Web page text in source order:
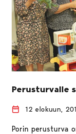
Perusturvalle
12 elokuun,
Porin perusturva